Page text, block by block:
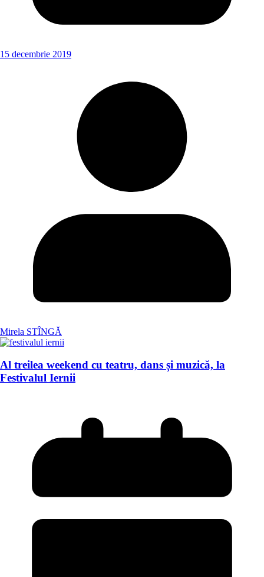
15 decembrie 2019
Mirela STÎNGĂ
Al treilea weekend cu teatru, dans și muzică, la
Festivalul Iernii